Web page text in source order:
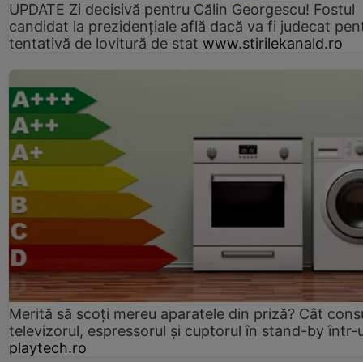
UPDATE Zi decisivă pentru Călin Georgescu! Fostul
candidat la prezidențiale află dacă va fi judecat
tentativă de lovitură de stat www.stirilekanald.ro
Merită să scoți mereu aparatele din priză? Cât
televizorul, espressorul și cuptorul în stand-by într-
playtech.ro